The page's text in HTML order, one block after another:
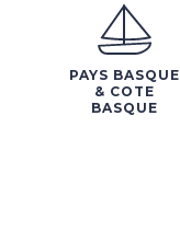
PAYS BASQUE
& COTE
BASQUE